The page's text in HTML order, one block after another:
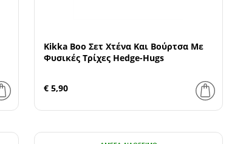
Kikka Boo Σετ Χτένα Και Βούρτσα Με
Φυσικές Τρίχες Hedge-Hugs
€ 5,90